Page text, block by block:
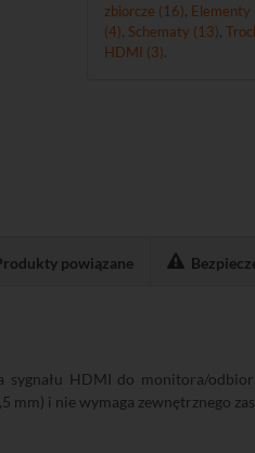
zbiorcze (16) Elementy
(4) Schematy (13) ,
HDMI (3)
powiązane
sygnału HDMI do monitora/
mm) i nie wymaga zewnętrznego